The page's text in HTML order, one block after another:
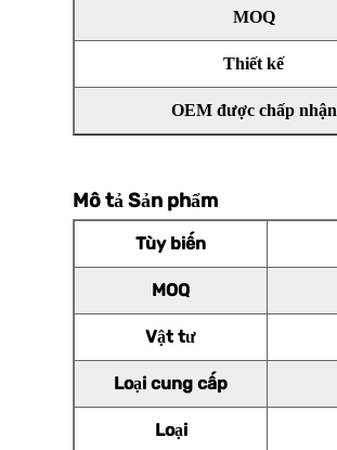
MOQ
Thiết kế
OEM được chấp nhận
Mô tả Sản phẩm
Tùy biến
MOQ
Vật tư
Loại cung cấp
Loại